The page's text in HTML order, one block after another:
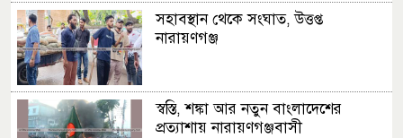
সহাবস্থান থেকে সংঘাত, উত্তপ্ত
নারায়ণগঞ্জ
স্বস্তি, শঙ্কা আর নতুন বাংলাদেশের
প্রত্যাশায় নারায়ণগঞ্জবাসী